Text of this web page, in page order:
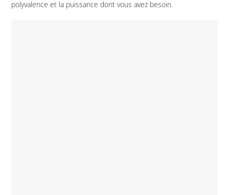
polyvalence et la puissance dont vous avez besoin.